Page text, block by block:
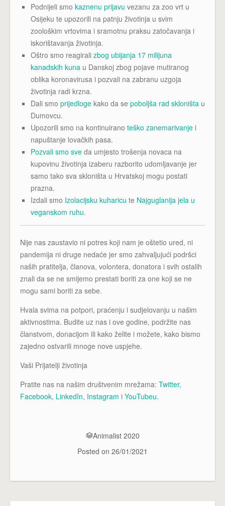
Podnijeli smo kaznenu prijavu vezanu za zoo vrt u
Osijeku te upozorili na patnju životinja u svim
zoološkim vrtovima i sramotnu praksu zatočavanja i
iskorištavanja životinja.
Oštro smo reagirali zbog ubijanja 17 milijuna
kanadskih kuna u Danskoj zbog pojave mutiranog
oblika koronavirusa i pozvali na zabranu uzgoja
životinja radi krzna.
Dali smo prijedloge kako da se poboljša rad skloništa u
Dumovcu.
Upozorili smo na kontinuirano teško zanemarivanje i
napuštanje lovačkih pasa.
Pozvali smo sve da umjesto trošenja novaca na
kupovinu životinja izaberu razborito udomljavanje jer
samo tako sva skloništa u Hrvatskoj mogu postati
prazna.
Izdali smo Izolacijsku kuharicu te Najguglanija jela u
veganskom ruhu.
Nije nas zaustavio ni potres koji nam je oštetio ured, ni
pandemija ni druge nedaće jer smo zahvaljujući podršci
naših pratitelja, članova, volontera, donatora i svih ostalih
znali da se ne smijemo prestati boriti za one koji se ne
mogu sami boriti za sebe.
Hvala svima na potpori, praćenju i sudjelovanju u našim
aktivnostima. Budite uz nas i ove godine, podržite nas
članstvom, donacijom ili kako želite i možete, kako bismo
zajedno ostvarili mnoge nove uspjehe.
Vaši Prijatelji životinja
Pratite nas na našim društvenim mrežama: Twitter,
Facebook, LinkedIn, Instagram i YouTubeu.
Animalist 2020
Posted on 26/01/2021